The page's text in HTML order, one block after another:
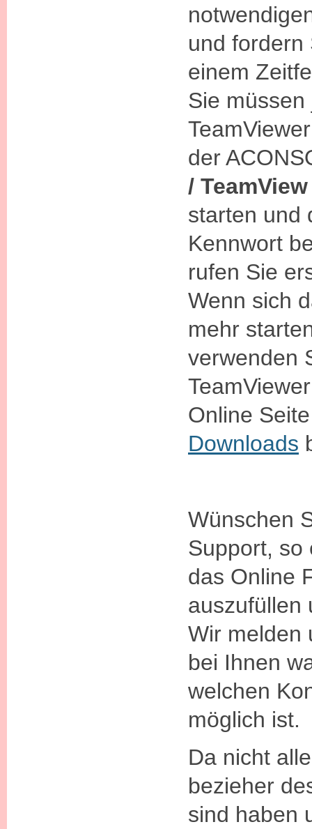
und fordern
einem
Sie
der
/
starten und
Kennwort
rufen Sie
Wenn sich
mehr
verwenden
Online
Downloads
Wünschen
Support, so
das Online
auszufüllen
Wir melden
bei Ihnen
welchen
möglich ist.
Da nicht
bezieher
sind haben